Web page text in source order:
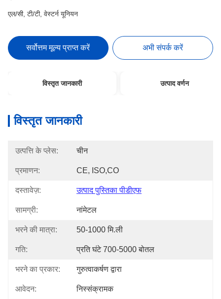
एल/सी, टी/टी, वेस्टर्न यूनियन
सर्वोत्तम मूल्य प्राप्त करें अभी संपर्क करें
विस्तृत जानकारी उत्पाद वर्णन
विस्तृत जानकारी
उत्पत्ति के प्लेस: चीन
प्रमाणन: CE, ISO,CO
दस्तावेज़: उत्पाद पुस्तिका पीडीएफ
सामग्री: नांमेटल
भरने की मात्रा: 50-1000 मि.ली
गति: प्रति घंटे 700-5000 बोतल
भरने का प्रकार: गुरुत्वाकर्षण द्वारा
आवेदन: निस्संक्रामक